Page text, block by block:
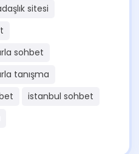
sitesi
sohbet
tanışma
istanbul sohbet